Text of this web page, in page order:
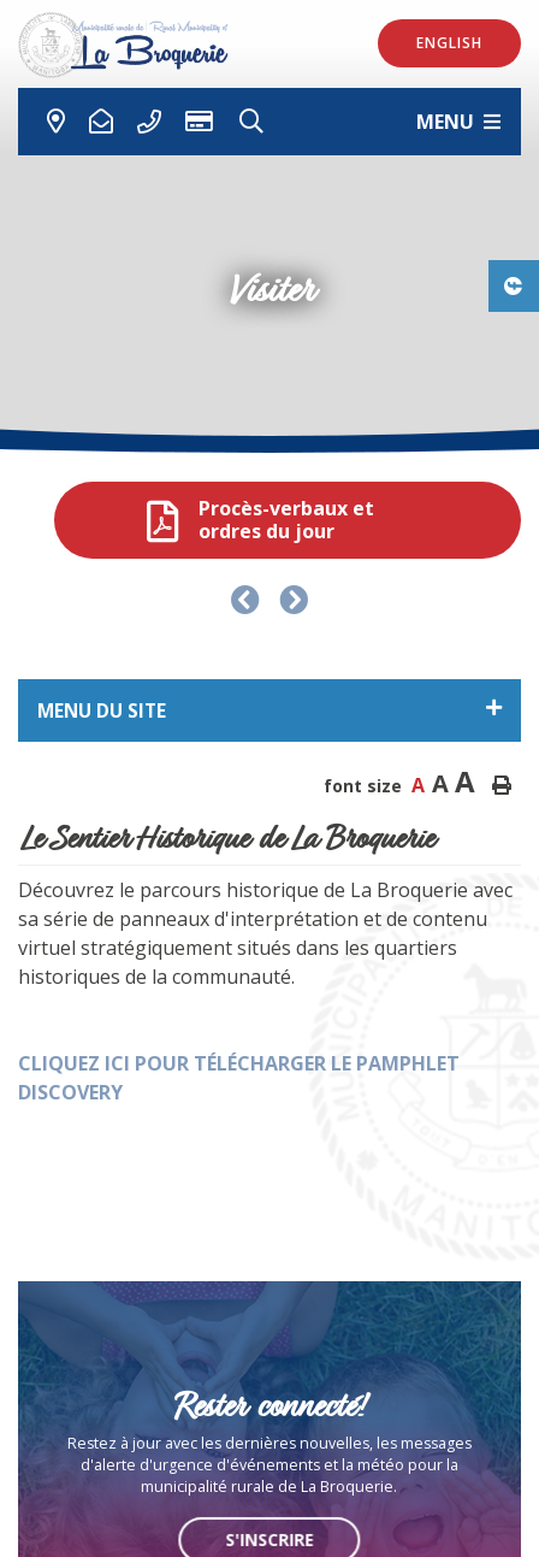
ENGLISH
MENU
Visiter
Procès-verbaux et
ordres du jour
MENU DU SITE
font size A A A
Le Sentier Historique de La Broquerie
Découvrez le parcours historique de La Broquerie avec
sa série de panneaux d'interprétation et de contenu
virtuel stratégiquement situés dans les quartiers
historiques de la communauté.
CLIQUEZ ICI POUR TÉLÉCHARGER LE PAMPHLET
DISCOVERY
Rester connecté!
Restez à jour avec les dernières nouvelles, les messages
d'alerte d'urgence d'événements et la météo pour la
municipalité rurale de La Broquerie.
S'INSCRIRE